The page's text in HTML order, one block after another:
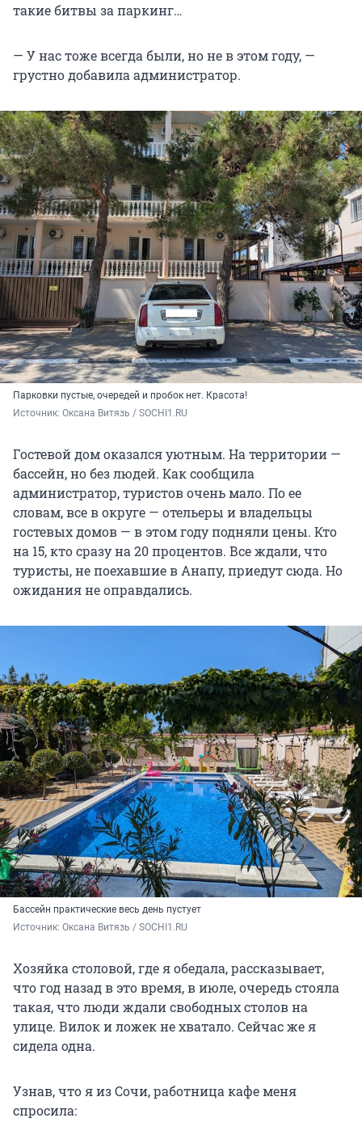
такие битвы за паркинг…
— У нас тоже всегда были, но не в этом году, —
грустно добавила администратор.
Парковки пустые, очередей и пробок нет. Красота!
Источник: Оксана Витязь / SOCHI1.RU
Гостевой дом оказался уютным. На территории —
бассейн, но без людей. Как сообщила
администратор, туристов очень мало. По ее
словам, все в округе — отельеры и владельцы
гостевых домов — в этом году подняли цены. Кто
на 15, кто сразу на 20 процентов. Все ждали, что
туристы, не поехавшие в Анапу, приедут сюда. Но
ожидания не оправдались.
Бассейн практические весь день пустует
Источник: Оксана Витязь / SOCHI1.RU
Хозяйка столовой, где я обедала, рассказывает,
что год назад в это время, в июле, очередь стояла
такая, что люди ждали свободных столов на
улице. Вилок и ложек не хватало. Сейчас же я
сидела одна.
Узнав, что я из Сочи, работница кафе меня
спросила: